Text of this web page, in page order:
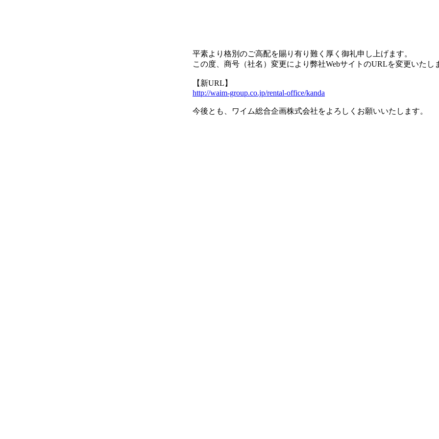
平素より格別のご高配を賜り有り難く厚く御礼申し上げます。
この度、商号（社名）変更により弊社WebサイトのURLを変更いたし
【新URL】
http://waim-group.co.jp/rental-office/kanda
今後とも、ワイム総合企画株式会社をよろしくお願いいたします。